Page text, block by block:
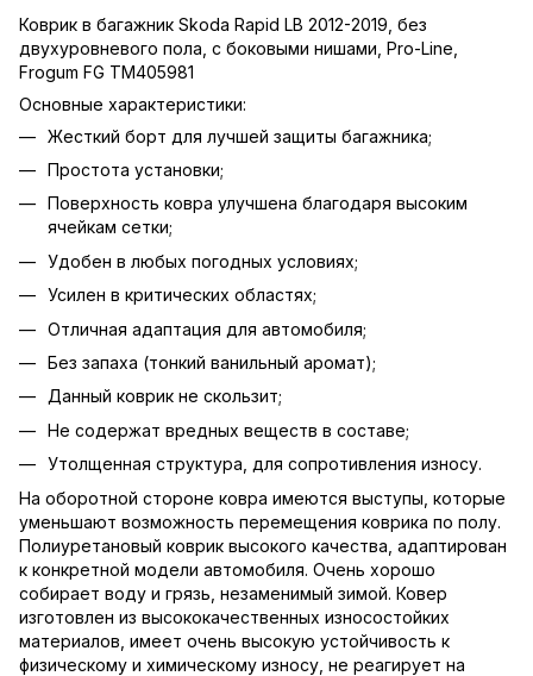
Коврик в багажник Skoda Rapid LB 2012-2019, без
двухуровневого пола, с боковыми нишами, Pro-Line,
Frogum FG TM405981
Основные характеристики:
Жесткий борт для лучшей защиты багажника;
Простота установки;
Поверхность ковра улучшена благодаря высоким
ячейкам сетки;
Удобен в любых погодных условиях;
Усилен в критических областях;
Отличная адаптация для автомобиля;
Без запаха (тонкий ванильный аромат);
Данный коврик не скользит;
Не содержат вредных веществ в составе;
Утолщенная структура, для сопротивления износу.
На оборотной стороне ковра имеются выступы, которые
уменьшают возможность перемещения коврика по полу.
Полиуретановый коврик высокого качества, адаптирован
к конкретной модели автомобиля. Очень хорошо
собирает воду и грязь, незаменимый зимой. Ковер
изготовлен из высококачественных износостойких
материалов, имеет очень высокую устойчивость к
физическому и химическому износу, не реагирует на